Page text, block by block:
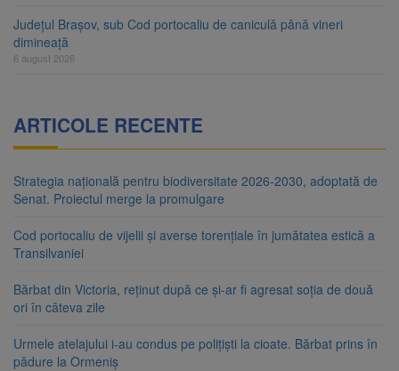
Județul Brașov, sub Cod portocaliu de caniculă până vineri
dimineață
6 august 2026
ARTICOLE RECENTE
Strategia națională pentru biodiversitate 2026-2030, adoptată de
Senat. Proiectul merge la promulgare
Cod portocaliu de vijelii și averse torențiale în jumătatea estică a
Transilvaniei
Bărbat din Victoria, reținut după ce și-ar fi agresat soția de două
ori în câteva zile
Urmele atelajului i-au condus pe polițiști la cioate. Bărbat prins în
pădure la Ormeniș